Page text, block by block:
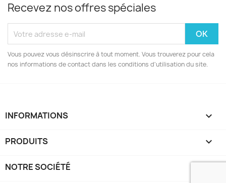
Recevez nos offres spéciales
Vous pouvez vous désinscrire à tout moment. Vous trouverez pour cela
nos informations de contact dans les conditions d'utilisation du site.
INFORMATIONS keyboard_arrow_down
PRODUITS 
NOTRE SOCIÉTÉ